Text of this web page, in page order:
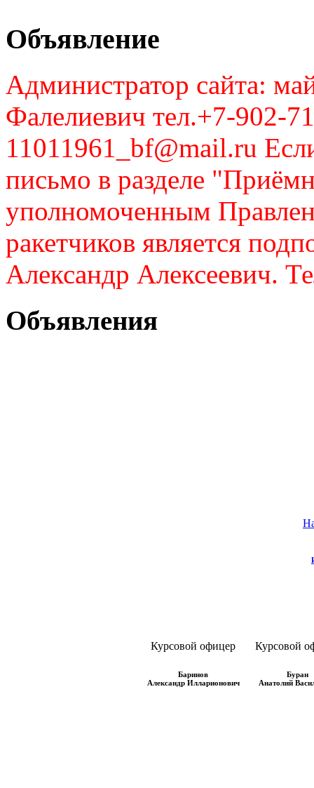
Объявление
Администратор сайта:
Фалелиевич тел.+7-902-
11011961_bf@mail.ru
письмо в разделе
уполномоченным
ракетчиков является
Александр Алексеевич.
Объявления
Курсовой офицер
Баринов
Александр Илларионович
Курсовой
Буран
Анатолий